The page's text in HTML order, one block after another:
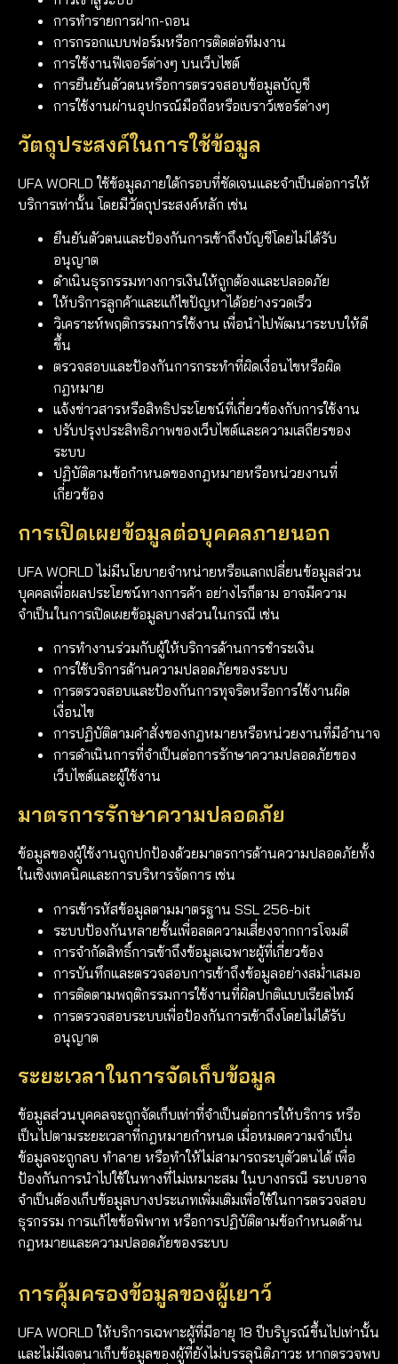
การทำรายการฝาก-ถอน
การกรอกแบบฟอร์มหรือการติดต่อทีมงาน
การใช้งานฟีเจอร์ต่างๆ บนเว็บไซต์
การยืนยันตัวตนหรือการตรวจสอบข้อมูลบัญชี
การใช้งานผ่านอุปกรณ์มือถือหรือเบราว์เซอร์ต่างๆ
วัตถุประสงค์ในการใช้ข้อมูล
UFA WORLD ใช้ข้อมูลภายใต้กรอบที่ชัดเจนและจำเป็นต่อการให้
บริการเท่านั้น โดยมีวัตถุประสงค์หลัก เช่น
ยืนยันตัวตนและป้องกันการเข้าถึงบัญชีโดยไม่ได้รับ
อนุญาต
ดำเนินธุรกรรมทางการเงินให้ถูกต้องและปลอดภัย
ให้บริการลูกค้าและแก้ไขปัญหาได้อย่างรวดเร็ว
วิเคราะห์พฤติกรรมการใช้งาน เพื่อนำไปพัฒนาระบบให้ดี
ขึ้น
ตรวจสอบและป้องกันการกระทำที่ผิดเงื่อนไขหรือผิด
กฎหมาย
แจ้งข่าวสารหรือสิทธิประโยชน์ที่เกี่ยวข้องกับการใช้งาน
ปรับปรุงประสิทธิภาพของเว็บไซต์และความเสถียรของ
ระบบ
ปฏิบัติตามข้อกำหนดของกฎหมายหรือหน่วยงานที่
เกี่ยวข้อง
การเปิดเผยข้อมูลต่อบุคคลภายนอก
UFA WORLD ไม่มีนโยบายจำหน่ายหรือแลกเปลี่ยนข้อมูลส่วน
บุคคลเพื่อผลประโยชน์ทางการค้า อย่างไรก็ตาม อาจมีความ
จำเป็นในการเปิดเผยข้อมูลบางส่วนในกรณี เช่น
การทำงานร่วมกับผู้ให้บริการด้านการชำระเงิน
การใช้บริการด้านความปลอดภัยของระบบ
การตรวจสอบและป้องกันการทุจริตหรือการใช้งานผิด
เงื่อนไข
การปฏิบัติตามคำสั่งของกฎหมายหรือหน่วยงานที่มีอำนาจ
การดำเนินการที่จำเป็นต่อการรักษาความปลอดภัยของ
เว็บไซต์และผู้ใช้งาน
มาตรการรักษาความปลอดภัย
ข้อมูลของผู้ใช้งานถูกปกป้องด้วยมาตรการด้านความปลอดภัยทั้ง
ในเชิงเทคนิคและการบริหารจัดการ เช่น
การเข้ารหัสข้อมูลตามมาตรฐาน SSL 256-bit
ระบบป้องกันหลายชั้นเพื่อลดความเสี่ยงจากการโจมตี
การจำกัดสิทธิ์การเข้าถึงข้อมูลเฉพาะผู้ที่เกี่ยวข้อง
การบันทึกและตรวจสอบการเข้าถึงข้อมูลอย่างสม่ำเสมอ
การติดตามพฤติกรรมการใช้งานที่ผิดปกติแบบเรียลไทม์
การตรวจสอบระบบเพื่อป้องกันการเข้าถึงโดยไม่ได้รับ
อนุญาต
ระยะเวลาในการจัดเก็บข้อมูล
ข้อมูลส่วนบุคคลจะถูกจัดเก็บเท่าที่จำเป็นต่อการให้บริการ หรือ
เป็นไปตามระยะเวลาที่กฎหมายกำหนด เมื่อหมดความจำเป็น
ข้อมูลจะถูกลบ ทำลาย หรือทำให้ไม่สามารถระบุตัวตนได้ เพื่อ
ป้องกันการนำไปใช้ในทางที่ไม่เหมาะสม ในบางกรณี ระบบอาจ
จำเป็นต้องเก็บข้อมูลบางประเภทเพิ่มเติมเพื่อใช้ในการตรวจสอบ
ธุรกรรม การแก้ไขข้อพิพาท หรือการปฏิบัติตามข้อกำหนดด้าน
กฎหมายและความปลอดภัยของระบบ
การคุ้มครองข้อมูลของผู้เยาว์
UFA WORLD ให้บริการเฉพาะผู้ที่มีอายุ 18 ปีบริบูรณ์ขึ้นไปเท่านั้น
และไม่มีเจตนาเก็บข้อมูลของผู้ที่ยังไม่บรรลุนิติภาวะ หากตรวจพบ